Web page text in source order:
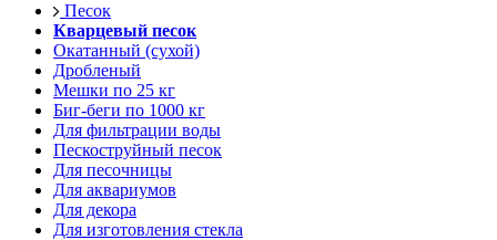
Песок
Кварцевый песок
Окатанный (сухой)
Дробленый
Мешки по 25 кг
Биг-беги по 1000 кг
Для фильтрации воды
Пескоструйный песок
Для песочницы
Для аквариумов
Для декора
Для изготовления стекла